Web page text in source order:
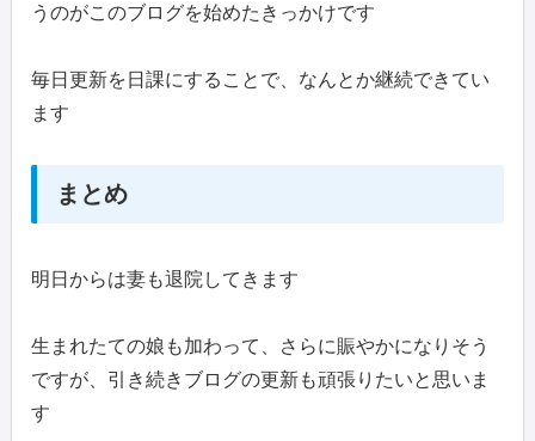
うのがこのブログを始めたきっかけです
毎日更新を日課にすることで、なんとか継続できてい
ます
まとめ
明日からは妻も退院してきます
生まれたての娘も加わって、さらに賑やかになりそう
ですが、引き続きブログの更新も頑張りたいと思いま
す